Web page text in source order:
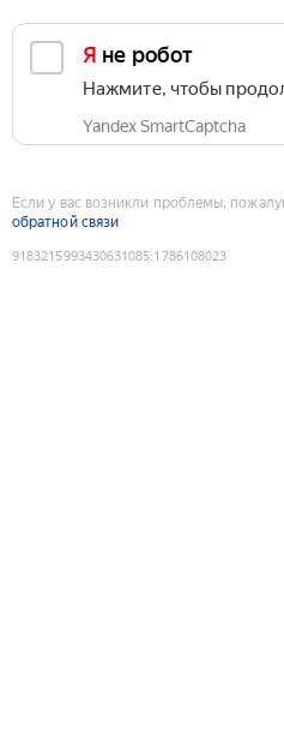
Я не робот
Нажмите, чтобы
Yandex SmartCaptcha
Если у вас возникли проблемы,
обратной связи
9183215993430631085:1786108023